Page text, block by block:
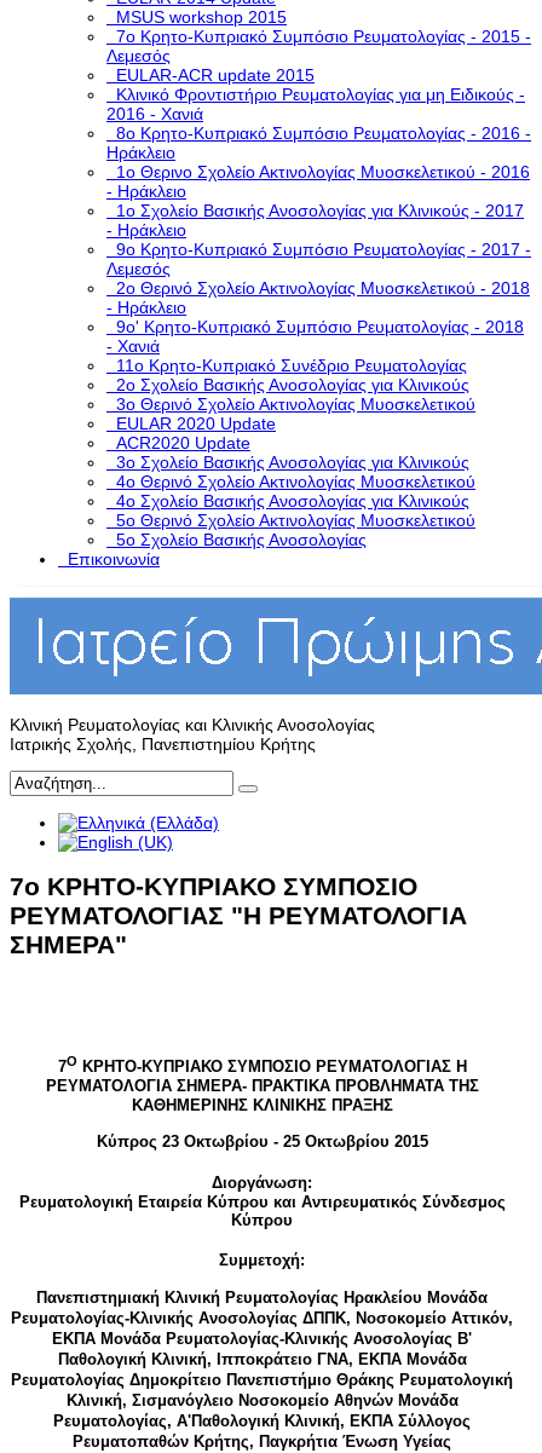
MSUS workshop 2015
7ο Κρητο-Κυπριακό Συμπόσιο Ρευματολογίας - 2015 -
Λεμεσός
EULAR-ACR update 2015
Κλινικό Φροντιστήριο Ρευματολογίας για μη Ειδικούς -
2016 - Χανιά
8ο Κρητο-Κυπριακό Συμπόσιο Ρευματολογίας - 2016 -
Ηράκλειο
1ο Θερινο Σχολείο Ακτινολογίας Μυοσκελετικού - 2016
- Ηράκλειο
1o Σχολείο Βασικής Ανοσολογίας για Κλινικούς - 2017
- Ηράκλειο
9ο Κρητο-Κυπριακό Συμπόσιο Ρευματολογίας - 2017 -
Λεμεσός
2ο Θερινό Σχολείο Ακτινολογίας Μυοσκελετικού - 2018
- Ηράκλειο
9ο' Κρητο-Κυπριακό Συμπόσιο Ρευματολογίας - 2018
- Χανιά
11ο Κρητο-Κυπριακό Συνέδριο Ρευματολογίας
2o Σχολείο Βασικής Ανοσολογίας για Κλινικούς
3o Θερινό Σχολείο Ακτινολογίας Μυοσκελετικού
EULAR 2020 Update
ACR2020 Update
3ο Σχολείο Βασικής Ανοσολογίας για Κλινικούς
4ο Θερινό Σχολείο Ακτινολογίας Μυοσκελετικού
4ο Σχολείο Βασικής Ανοσολογίας για Κλινικούς
5o Θερινό Σχολείο Ακτινολογίας Μυοσκελετικού
5ο Σχολείο Βασικής Ανοσολογίας
Επικοινωνία
Κλινική Ρευματολογίας και Κλινικής Ανοσολογίας
Ιατρικής Σχολής, Πανεπιστημίου Κρήτης
7ο ΚΡΗΤΟ-ΚΥΠΡΙΑΚΟ ΣΥΜΠΟΣΙΟ
ΡΕΥΜΑΤΟΛΟΓΙΑΣ "H ΡΕΥΜΑΤΟΛΟΓΙΑ
ΣΗΜΕΡΑ"
7Ο ΚΡΗΤΟ-ΚΥΠΡΙΑΚΟ ΣΥΜΠΟΣΙΟ ΡΕΥΜΑΤΟΛΟΓΙΑΣ H
ΡΕΥΜΑΤΟΛΟΓΙΑ ΣΗΜΕΡΑ- ΠΡΑΚΤΙΚΑ ΠΡΟΒΛΗΜΑΤΑ ΤΗΣ
ΚΑΘΗΜΕΡΙΝΗΣ ΚΛΙΝΙΚΗΣ ΠΡΑΞΗΣ
Κύπρος 23 Οκτωβρίου - 25 Οκτωβρίου 2015
Διοργάνωση:
Ρευματολογική Εταιρεία Κύπρου και Αντιρευματικός Σύνδεσμος
Κύπρου
Συμμετοχή:
Πανεπιστημιακή Κλινική Ρευματολογίας Ηρακλείου Μονάδα
Ρευματολογίας-Κλινικής Ανοσολογίας ΔΠΠΚ, Νοσοκομείο Αττικόν,
ΕΚΠΑ Μονάδα Ρευματολογίας-Κλινικής Ανοσολογίας B'
Παθολογική Κλινική, Ιπποκράτειο ΓΝΑ, ΕΚΠΑ Μονάδα
Ρευματολογίας Δημοκρίτειο Πανεπιστήμιο Θράκης Ρευματολογική
Κλινική, Σισμανόγλειο Νοσοκομείο Αθηνών Μονάδα
Ρευματολογίας, Α'Παθολογική Κλινική, ΕΚΠΑ Σύλλογος
Ρευματοπαθών Κρήτης, Παγκρήτια Ένωση Υγείας